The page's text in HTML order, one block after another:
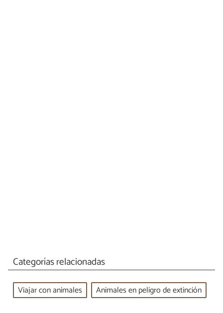
Categorías relacionadas
Viajar con animales Animales en peligro de extinción